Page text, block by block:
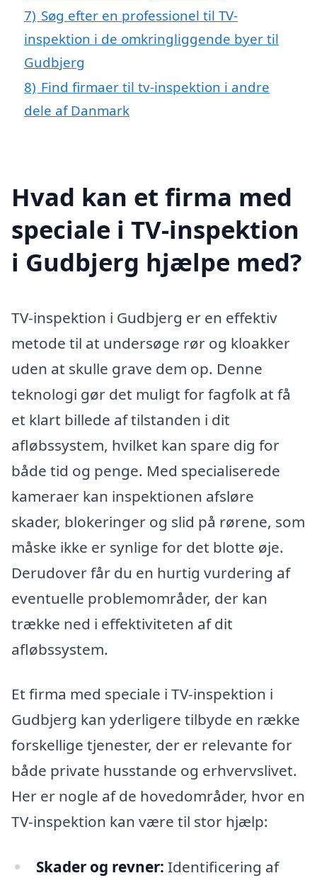
7) Søg efter en professionel til TV-
inspektion i de omkringliggende byer til
Gudbjerg
8) Find firmaer til tv-inspektion i andre
dele af Danmark
Hvad kan et firma med
speciale i TV-inspektion
i Gudbjerg hjælpe med?
TV-inspektion i Gudbjerg er en effektiv
metode til at undersøge rør og kloakker
uden at skulle grave dem op. Denne
teknologi gør det muligt for fagfolk at få
et klart billede af tilstanden i dit
afløbssystem, hvilket kan spare dig for
både tid og penge. Med specialiserede
kameraer kan inspektionen afsløre
skader, blokeringer og slid på rørene, som
måske ikke er synlige for det blotte øje.
Derudover får du en hurtig vurdering af
eventuelle problemområder, der kan
trække ned i effektiviteten af dit
afløbssystem.
Et firma med speciale i TV-inspektion i
Gudbjerg kan yderligere tilbyde en række
forskellige tjenester, der er relevante for
både private husstande og erhvervslivet.
Her er nogle af de hovedområder, hvor en
TV-inspektion kan være til stor hjælp:
Skader og revner: Identificering af